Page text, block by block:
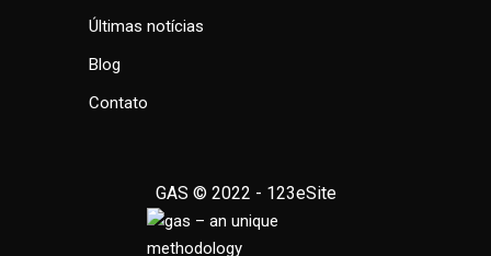
Últimas notícias
Blog
Contato
GAS © 2022 - 123eSite